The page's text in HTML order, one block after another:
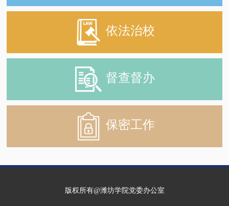
依法治校
督查督办
保密工作
版权所有@潍坊学院党委办公室